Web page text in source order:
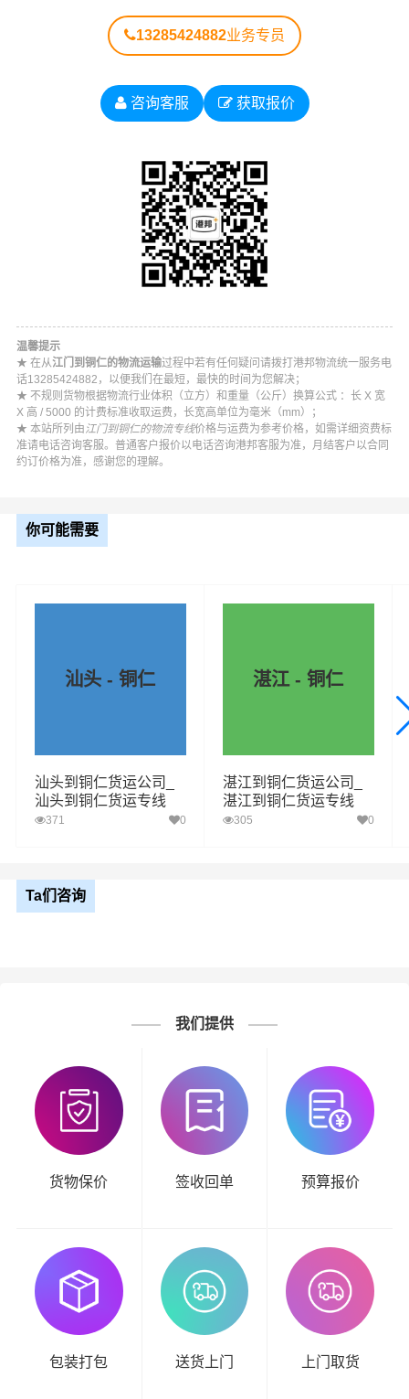
13285424882业务专员
咨询客服 获取报价
温馨提示
★ 在从江门到铜仁的物流运输过程中若有任何疑问请拨打港邦物流统一服务电
话13285424882，以便我们在最短，最快的时间为您解决；
★ 不规则货物根据物流行业体积（立方）和重量（公斤）换算公式 ：长 X 宽
X 高 / 5000 的计费标准收取运费，长宽高单位为毫米（mm）；
★ 本站所列由江门到铜仁的物流专线价格与运费为参考价格，如需详细资费标
准请电话咨询客服。普通客户报价以电话咨询港邦客服为准，月结客户以合同
约订价格为准，感谢您的理解。
你可能需要
汕头 - 铜仁
汕头到铜仁货运公司_
汕头到铜仁货运专线
371 0
湛江 - 铜仁
湛江到铜仁货运公司_
湛江到铜仁货运专线
305 0
Ta们咨询
我们提供
货物保价 签收回单 预算报价
包装打包 送货上门 上门取货